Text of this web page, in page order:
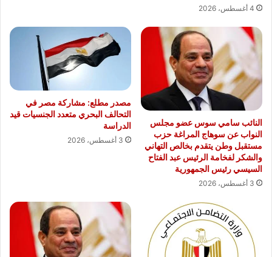
4 أغسطس، 2026
النائب سامي سوس عضو مجلس
النواب عن سوهاج المراغة حزب
مستقبل وطن يتقدم بخالص التهاني
والشكر لفخامة الرئيس عبد الفتاح
السيسي رئيس الجمهورية
3 أغسطس، 2026
مصدر مطلع: مشاركة مصر في
التحالف البحري متعدد الجنسيات قيد
الدراسة
3 أغسطس، 2026